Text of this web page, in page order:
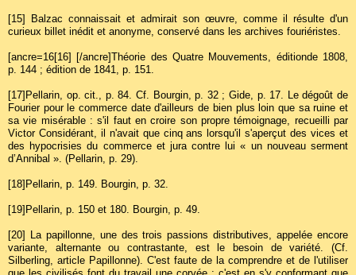
[15]
Balzac connaissait et admirait son œuvre, comme il résulte d'un
curieux billet inédit et anonyme, conservé dans les archives fouriéristes.
[ancre=16[16] [/ancre]Théorie des Quatre Mouvements, éditionde 1808,
p. 144 ; édition de 1841, p. 151.
[17] Pellarin, op. cit., p. 84. Cf. Bourgin, p. 32 ; Gide, p. 17. Le dégoût de
Fourier pour le commerce date d'ailleurs de bien plus loin que sa ruine et
sa vie misérable : s'il faut en croire son propre témoignage, recueilli par
Victor Considérant, il n'avait que cinq ans lorsqu'il s'aperçut des vices et
des hypocrisies du commerce et jura contre lui « un nouveau serment
d’Annibal ». (Pellarin, p. 29).
[18] Pellarin, p. 149. Bourgin, p. 32.
[19] Pellarin, p. 150 et 180. Bourgin, p. 49.
[20]
La papillonne, une des trois passions distributives, appelée encore
variante, alternante ou contrastante, est le besoin de variété. (Cf.
Silberling, article Papillonne). C'est faute de la comprendre et de l'utiliser